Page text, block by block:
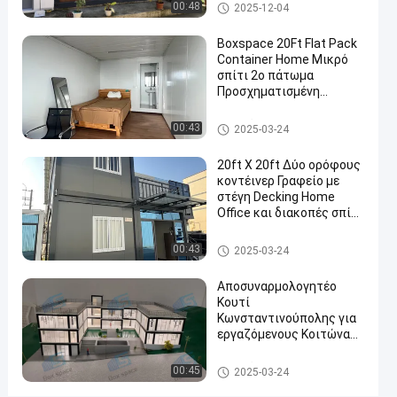
Οικίες
εμπορευματοκιβωτίων
που
συσσωρεύονται
Αποσπάσιμο σπίτι
εμπορευματοκιβωτίων
2025-
03-24
απόψεις
#
Κινητά σπίτια
εμπορευματοκιβωτίων
prefab σπίτια
εμπορευματοκιβωτίων
αποθήκευσης
#
Προπαρασκευασμένα
σπίτια
00:48
Αποσπάσιμο σπίτι εμπορευμα
τοκιβωτίων
2025-12-04
00:43
Boxspace 20Ft Flat Pack
Container Home Μικρό
σπίτι 2ο πάτωμα
Προσχηματισμένη
Container House
Αποσπάσιμο σπίτι εμπορευμα
τοκιβωτίων
2025-03-24
00:43
20ft X 20ft Δύο ορόφους
κοντέινερ Γραφείο με
στέγη Decking Home
Office και διακοπές σπίτι
Αποσπάσιμο σπίτι εμπορευμα
τοκιβωτίων
2025-03-24
00:45
Αποσυναρμολογητέο
Κουτί
Κωνσταντινούπολης για
εργαζόμενους Κοιτώνας
προσαρμοσμένο μέγεθος
και εύκολη εγκατάσταση
Αποσπάσιμο σπίτι εμπορευμα
τοκιβωτίων
2025-03-24